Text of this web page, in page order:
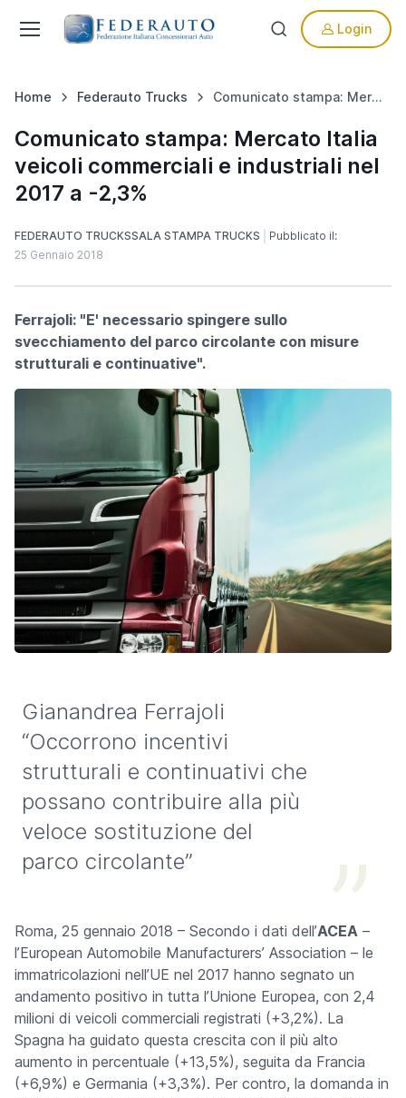
Login
Home Federauto Trucks Comunicato stampa: Mercato Italia veicoli commerciali e industriali nel 2017 a -2,3%
Comunicato stampa: Mercato Italia
veicoli commerciali e industriali nel
2017 a -2,3%
FEDERAUTO TRUCKSSALA STAMPA TRUCKS
Pubblicato il:
25 Gennaio 2018
Ferrajoli: "E' necessario spingere sullo
svecchiamento del parco circolante con misure
strutturali e continuative".
Gianandrea Ferrajoli
“Occorrono incentivi
strutturali e continuativi che
possano contribuire alla più
veloce sostituzione del
parco circolante”
Roma, 25 gennaio 2018 – Secondo i dati dell’ACEA –
l’European Automobile Manufacturers’ Association – le
immatricolazioni nell’UE nel 2017 hanno segnato un
andamento positivo in tutta l’Unione Europea, con 2,4
milioni di veicoli commerciali registrati (+3,2%). La
Spagna ha guidato questa crescita con il più alto
aumento in percentuale (+13,5%), seguita da Francia
(+6,9%) e Germania (+3,3%). Per contro, la domanda in